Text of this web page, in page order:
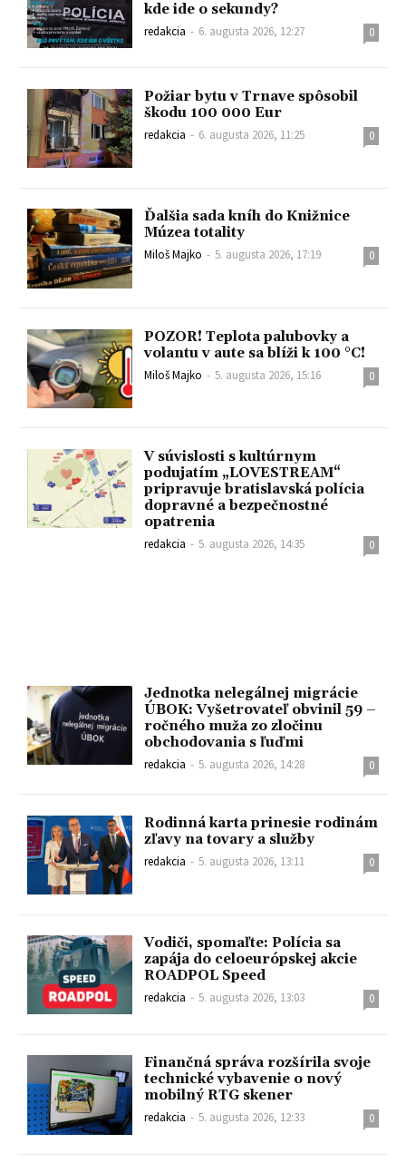
kde ide o sekundy?
redakcia - 6. augusta 2026, 12:27 0
Požiar bytu v Trnave spôsobil
škodu 100 000 Eur
redakcia - 6. augusta 2026, 11:25 0
Ďalšia sada kníh do Knižnice
Múzea totality
Miloš Majko - 5. augusta 2026, 17:19 0
POZOR! Teplota palubovky a
volantu v aute sa blíži k 100 °C!
Miloš Majko - 5. augusta 2026, 15:16 0
V súvislosti s kultúrnym
podujatím „LOVESTREAM“
pripravuje bratislavská polícia
dopravné a bezpečnostné
opatrenia
redakcia - 5. augusta 2026, 14:35 0
Jednotka nelegálnej migrácie
ÚBOK: Vyšetrovateľ obvinil 59 –
ročného muža zo zločinu
obchodovania s ľuďmi
redakcia - 5. augusta 2026, 14:28 0
Rodinná karta prinesie rodinám
zľavy na tovary a služby
redakcia - 5. augusta 2026, 13:11 0
Vodiči, spomaľte: Polícia sa
zapája do celoeurópskej akcie
ROADPOL Speed
redakcia - 5. augusta 2026, 13:03 0
Finančná správa rozšírila svoje
technické vybavenie o nový
mobilný RTG skener
redakcia - 5. augusta 2026, 12:33 0